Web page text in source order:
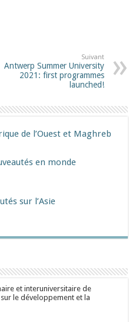
Suivant
Antwerp Summer University
2021: first programmes
launched!
de l’Ouest et Maghreb
en monde
sur l’Asie
et interuniversitaire de
le développement et la